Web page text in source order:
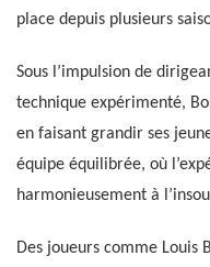
place depuis plusieurs
Sous l’impulsion de
technique expérimenté,
en faisant grandir ses
équipe équilibrée, où
harmonieusement à
Des joueurs comme